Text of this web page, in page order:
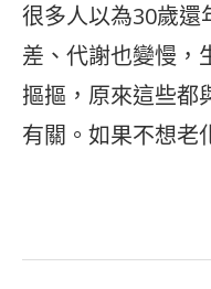
很多人以為30歲還
差、代謝也變慢，
摳摳，原來這些都
有關。如果不想老